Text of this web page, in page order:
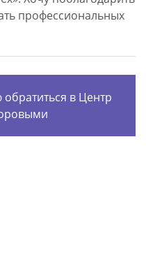
профессиональных
в Центр